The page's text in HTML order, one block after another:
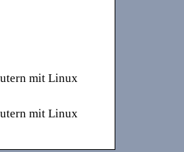
mit Linux
mit Linux